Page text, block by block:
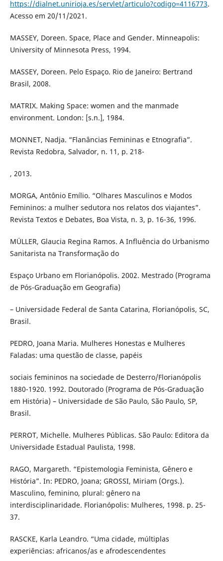
https://dialnet.unirioja.es/servlet/articulo?codigo=4116773.
Acesso em 20/11/2021.
MASSEY, Doreen. Space, Place and Gender. Minneapolis:
University of Minnesota Press, 1994.
MASSEY, Doreen. Pelo Espaço. Rio de Janeiro: Bertrand
Brasil, 2008.
MATRIX. Making Space: women and the manmade
environment. London: [s.n.], 1984.
MONNET, Nadja. “Flanâncias Femininas e Etnografia”.
Revista Redobra, Salvador, n. 11, p. 218-
, 2013.
MORGA, Antônio Emílio. “Olhares Masculinos e Modos
Femininos: a mulher sedutora nos relatos dos viajantes”.
Revista Textos e Debates, Boa Vista, n. 3, p. 16-36, 1996.
MÜLLER, Glaucia Regina Ramos. A Influência do Urbanismo
Sanitarista na Transformação do
Espaço Urbano em Florianópolis. 2002. Mestrado (Programa
de Pós-Graduação em Geografia)
– Universidade Federal de Santa Catarina, Florianópolis, SC,
Brasil.
PEDRO, Joana Maria. Mulheres Honestas e Mulheres
Faladas: uma questão de classe, papéis
sociais femininos na sociedade de Desterro/Florianópolis
1880-1920. 1992. Doutorado (Programa de Pós-Graduação
em História) – Universidade de São Paulo, São Paulo, SP,
Brasil.
PERROT, Michelle. Mulheres Públicas. São Paulo: Editora da
Universidade Estadual Paulista, 1998.
RAGO, Margareth. “Epistemologia Feminista, Gênero e
História”. In: PEDRO, Joana; GROSSI, Miriam (Orgs.).
Masculino, feminino, plural: gênero na
interdisciplinaridade. Florianópolis: Mulheres, 1998. p. 25-
37.
RASCKE, Karla Leandro. “Uma cidade, múltiplas
experiências: africanos/as e afrodescendentes